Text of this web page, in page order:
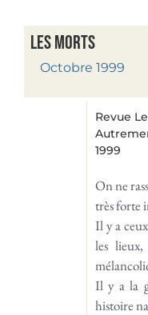
Les morts
Octobre 1999
Revue
1999
On ne
très forte
Il y a
les
Il y a la
histoire